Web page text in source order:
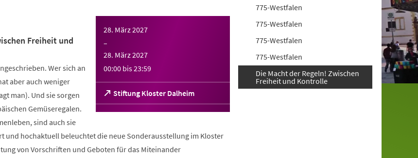
28. März 2027
–
28. März 2027
00:00 bis23:59
Stiftung Kloster Dalheim
(Öffnet
in
einem
Freiheit und
Wer sich an
aber auch weniger
man). Und sie sorgen
Gemüseregalen.
sind auch sie
und hochaktuell beleuchtet die neue Sonderausstellung im Kloster
von Vorschriften und Geboten für das Miteinander
775-Westfalen
775-Westfalen
775-Westfalen
775-Westfalen
Die Macht der Regeln! Zwischen
Freiheit und Kontrolle